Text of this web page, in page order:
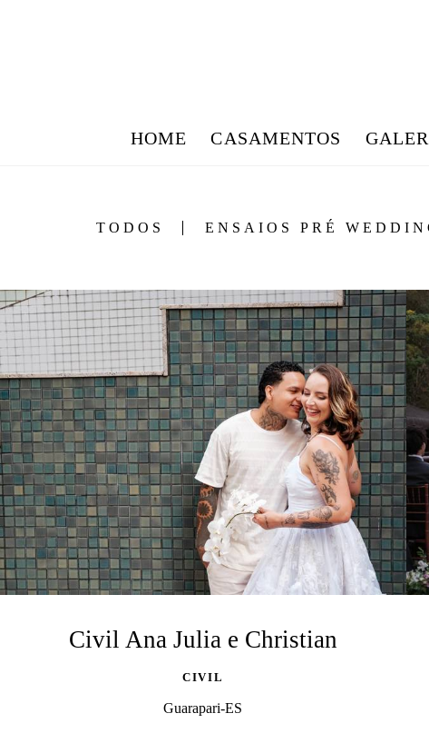
HOME CASAMENTOS
TODOS ENSAIOS PRÉ
Civil Ana Julia e Christian
CIVIL
Guarapari-ES